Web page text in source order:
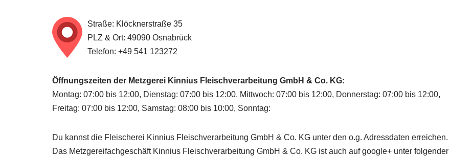
Straße: Klöcknerstraße 35
PLZ & Ort: 49090 Osnabrück
Telefon: +49 541 123272
Öffnungszeiten der Metzgerei Kinnius Fleischverarbeitung GmbH & Co. KG:
Montag: 07:00 bis 12:00, Dienstag: 07:00 bis 12:00, Mittwoch: 07:00 bis 12:00, Donnerstag: 07:00 bis 12:00,
Freitag: 07:00 bis 12:00, Samstag: 08:00 bis 10:00, Sonntag:
Du kannst die Fleischerei Kinnius Fleischverarbeitung GmbH & Co. KG unter den o.g. Adressdaten erreichen.
Das Metzgereifachgeschäft Kinnius Fleischverarbeitung GmbH & Co. KG ist auch auf google+ unter folgender